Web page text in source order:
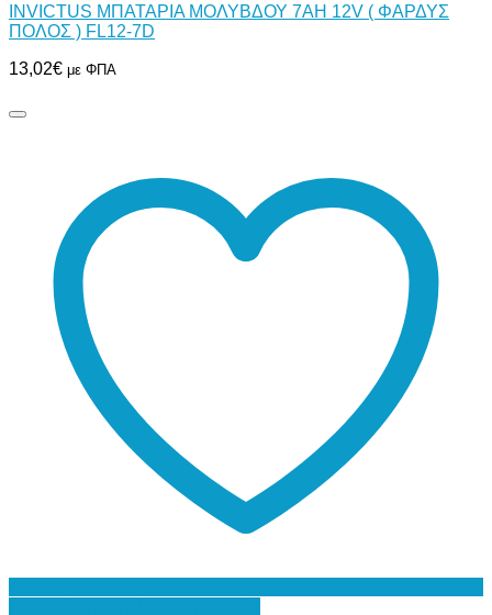
INVICTUS ΜΠΑΤΑΡΙΑ ΜΟΛΥΒΔΟΥ 7AH 12V ( ΦΑΡΔΥΣ
ΠΟΛΟΣ ) FL12-7D
13,02€ με ΦΠΑ